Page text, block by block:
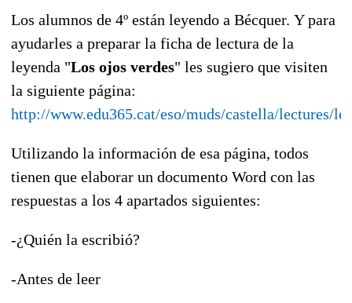
Los alumnos de 4º están leyendo a Bécquer. Y para
ayudarles a preparar la ficha de lectura de la
leyenda "Los ojos verdes" les sugiero que visiten
la siguiente página:
http://www.edu365.cat/eso/muds/castella/lectures/
Utilizando la información de esa página, todos
tienen que elaborar un documento Word con las
respuestas a los 4 apartados siguientes:
-¿Quién la escribió?
-Antes de leer